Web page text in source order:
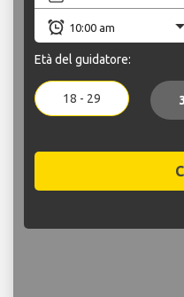
Età del guidatore:
18 - 29